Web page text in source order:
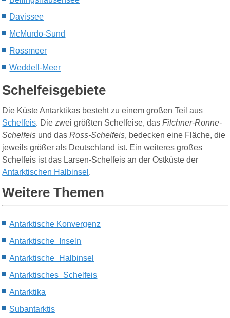
Davissee
McMurdo-Sund
Rossmeer
Weddell-Meer
Schelfeisgebiete
Die Küste Antarktikas besteht zu einem großen Teil aus
Schelfeis. Die zwei größten Schelfeise, dasFilchner-Ronne-
Schelfeis und das Ross-Schelfeis, bedecken eine Fläche, die
jeweils größer als Deutschland ist. Ein weiteres großes
Schelfeis ist das Larsen-Schelfeis an der Ostküste der
Antarktischen Halbinsel .
Weitere Themen
Antarktische Konvergenz
Antarktische_Inseln
Antarktische_Halbinsel
Antarktisches_Schelfeis
Antarktika
Subantarktis